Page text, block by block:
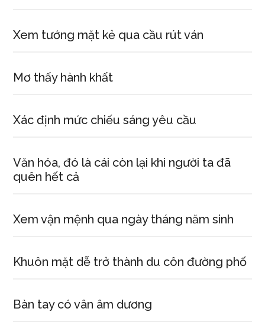
Xem tướng mặt kẻ qua cầu rút ván
Mơ thấy hành khất
Xác định mức chiếu sáng yêu cầu
Văn hóa, đó là cái còn lại khi người ta đã
quên hết cả
Xem vận mệnh qua ngày tháng năm sinh
Khuôn mặt dễ trở thành du côn đường phố
Bàn tay có vân âm dương